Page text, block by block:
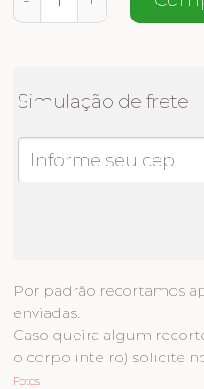
Simulação de frete
Por padrão recortamos
enviadas.
Caso queira algum
o corpo inteiro) solicite
Fotos